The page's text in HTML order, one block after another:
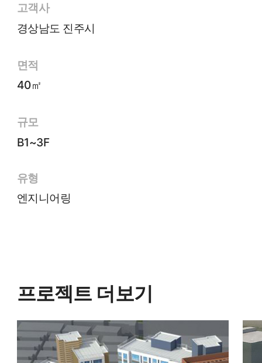
고객사
경상남도 진주시
면적
40㎡
규모
B1~3F
유형
엔지니어링
프로젝트 더보기